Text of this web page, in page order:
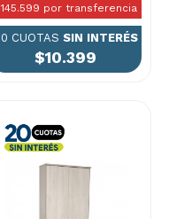
por transferencia
CUOTAS SIN INTERÉS
$10.399